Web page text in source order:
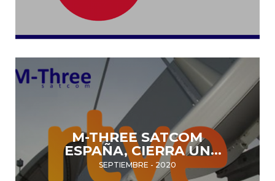
HISPASAT PARA RTVE
M-THREE SATCOM
ESPAÑA, CIERRA UN
ACUERDO CON EL GRUPO
GODÓ
SEPTIEMBRE - 2020